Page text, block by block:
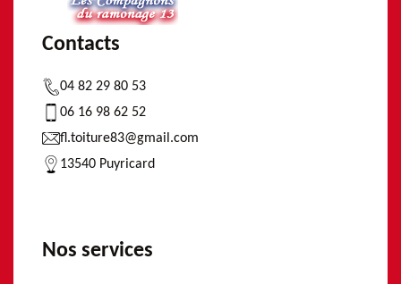
Contacts
04 82 29 80 53
06 16 98 62 52
fl.toiture83@gmail.com
13540 Puyricard
Nos services